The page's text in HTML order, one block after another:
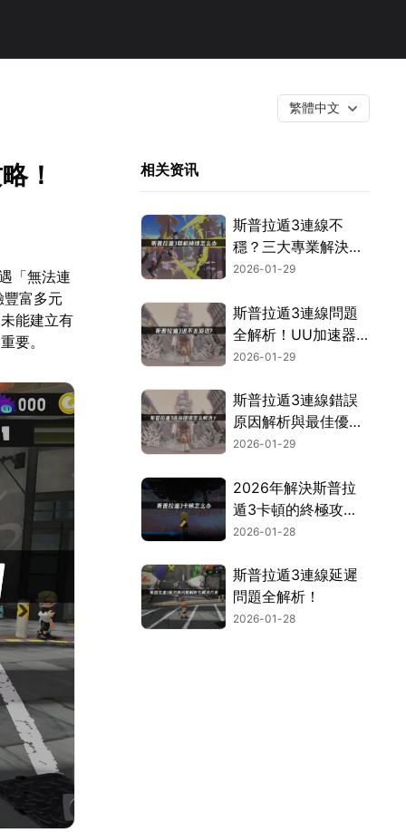
繁體中文
！
「無法連
富多元
能建立有
要。
相关资讯
斯普拉遁3連線不
穩？三大專業解決方
案一次看！
2026-01-29
斯普拉遁3連線問題
全解析！UU加速器
助你暢玩無阻！
2026-01-29
斯普拉遁3連線錯誤
原因解析與最佳優化
方案！
2026-01-29
2026年解決斯普拉
遁3卡頓的終極攻
略！
2026-01-28
斯普拉遁3連線延遲
問題全解析！
2026-01-28